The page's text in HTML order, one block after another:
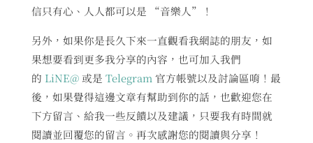
信只有心、人人都可以是 “音樂人”！
另外，如果你是長久下來一直觀看我網誌的朋友，如
果想要看到更多我分享的內容，也可加入我們
的 LiNE@或是 Telegram 官方帳號以及討論區唷！最
後，如果覺得這邊文章有幫助到你的話，也歡迎您在
下方留言、給我一些反饋以及建議，只要我有時間就
閱讀並回覆您的留言。再次感謝您的閱讀與分享！